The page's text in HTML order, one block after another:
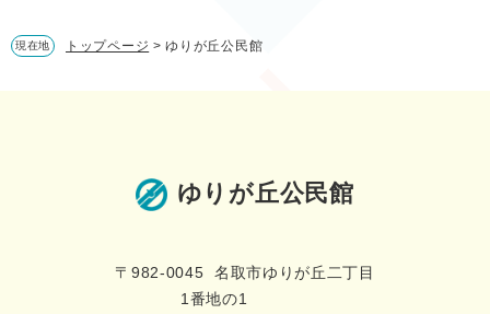
現在地 トップページ > ゆりが丘公民館
ゆりが丘公民館
〒982-0045 名取市ゆりが丘二丁目
1番地の1